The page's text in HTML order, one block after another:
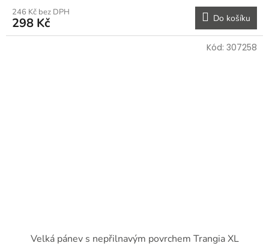
246 Kč bez DPH
298 Kč Do košíku
Velká pánev s nepřilnavým povrchem Trangia XL
Kód: 307258